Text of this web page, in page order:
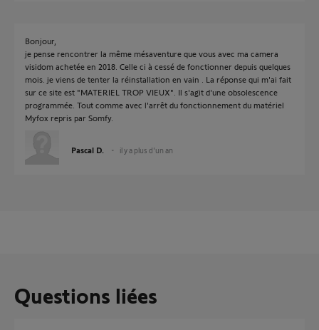
Bonjour,
je pense rencontrer la même mésaventure que vous avec ma camera
visidom achetée en 2018. Celle ci à cessé de fonctionner depuis quelques
mois. je viens de tenter la réinstallation en vain . La réponse qui m'ai fait
sur ce site est "MATERIEL TROP VIEUX". Il s'agit d'une obsolescence
programmée. Tout comme avec l'arrêt du fonctionnement du matériel
Myfox repris par Somfy.
Pascal D. il y a plus d'un an
Questions liées